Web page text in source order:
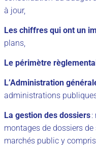
à jour,
Les chiffres qui ont un
plans,
Le périmètre
L’Administration
administrations
La gestion des dossiers:
montages de dossiers
marchés public y